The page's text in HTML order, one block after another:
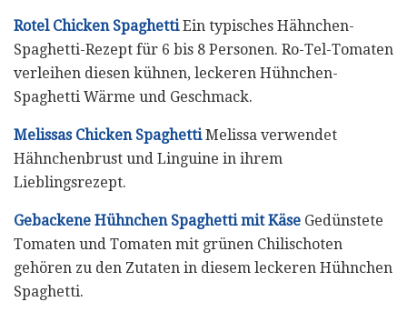
Rotel Chicken SpaghettiEin typisches Hähnchen-
Spaghetti-Rezept für 6 bis 8 Personen. Ro-Tel-Tomaten
verleihen diesen kühnen, leckeren Hühnchen-
Spaghetti Wärme und Geschmack.
Melissas Chicken SpaghettiMelissa verwendet
Hähnchenbrust und Linguine in ihrem
Lieblingsrezept.
Gebackene Hühnchen Spaghetti mit Käse Gedünstete
Tomaten und Tomaten mit grünen Chilischoten
gehören zu den Zutaten in diesem leckeren Hühnchen
Spaghetti.